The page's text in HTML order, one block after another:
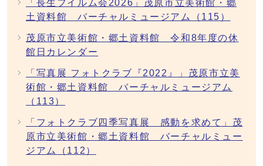
「長生フイルム会2026」茂原市立美術館・郷
土資料館 バーチャルミュージアム（115）
茂原市立美術館・郷土資料館 令和8年度の休
館日カレンダー
「写真展 フォトクラブ『2022』」茂原市立美
術館・郷土資料館 バーチャルミュージアム
（113）
「フォトクラブ四季写真展 感動を求めて」茂
原市立美術館・郷土資料館 バーチャルミュー
ジアム（112）